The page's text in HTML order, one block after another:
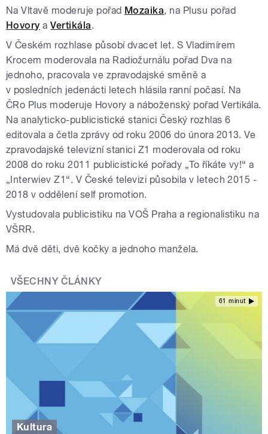
Na Vltavě moderuje pořad Mozaika, na Plusu pořad
Hovory aVertikála.
V Českém rozhlase působí dvacet let. S Vladimírem
Krocem moderovala na Radiožurnálu pořad Dva na
jednoho, pracovala ve zpravodajské směně a
v posledních jedenácti letech hlásila ranní počasí. Na
ČRo Plus moderuje Hovory a náboženský pořad Vertikála.
Na analyticko-publicistické stanici Český rozhlas 6
editovala a četla zprávy od roku 2006 do února 2013. Ve
zpravodajské televizní stanici Z1 moderovala od roku
2008 do roku 2011 publicistické pořady „To říkáte vy!“ a
„Interwiev Z1“. V České televizi působila v letech 2015 -
2018 v oddělení self promotion.
Vystudovala publicistiku na VOŠ Praha a regionalistiku na
VŠRR.
Má dvě děti, dvě kočky a jednoho manžela.
VŠECHNY ČLÁNKY
61 minut
Kultura